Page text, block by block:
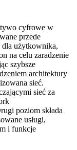
cyfrowe w
przede
użytkownika,
na celu zaradzenie
szybsze
architektury
sieć.
sieć za
poziom składa
usługi,
i funkcje